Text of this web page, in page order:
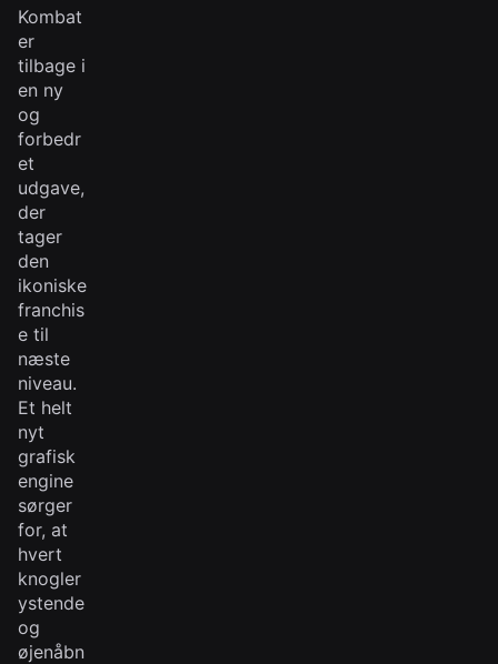
Kombat
er
tilbage i
en ny
og
forbedr
et
udgave,
der
tager
den
ikoniske
franchis
e til
næste
niveau.
Et helt
nyt
grafisk
engine
sørger
for, at
hvert
knogler
ystende
og
øjenåbn